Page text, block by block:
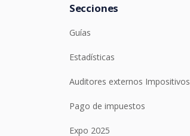
Secciones
Guías
Estadísticas
Auditores externos Impositivos
Pago de impuestos
Expo 2025